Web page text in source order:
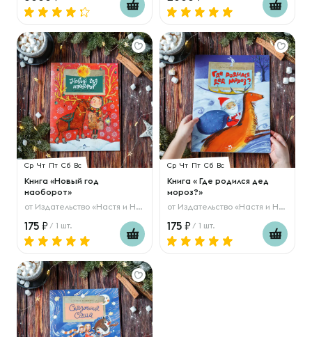
Ср Чт Пт Сб Вс
Книга «Новый год
наоборот»
от Издательство «Настя и Никита»
175 / 1 шт.
Ср Чт Пт Сб Вс
Книга « Где родился дед
мороз?»
от Издательство «Настя и Никита»
175 / 1 шт.